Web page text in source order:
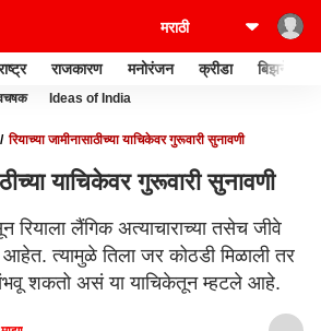
राजकारण मनोरंजन क्रीडा बिझनेस
Ideas of India
रियाच्या जामीनासाठीच्या याचिकेवर गुरूवारी सुनावणी
याचिकेवर गुरूवारी सुनावणी
रियाला लैंगिक अत्याचाराच्या तसेच जीवे
आहेत. त्यामुळे तिला जर कोठडी मिळाली तर
संभवू शकतो असं या याचिकेतून म्हटले आहे.